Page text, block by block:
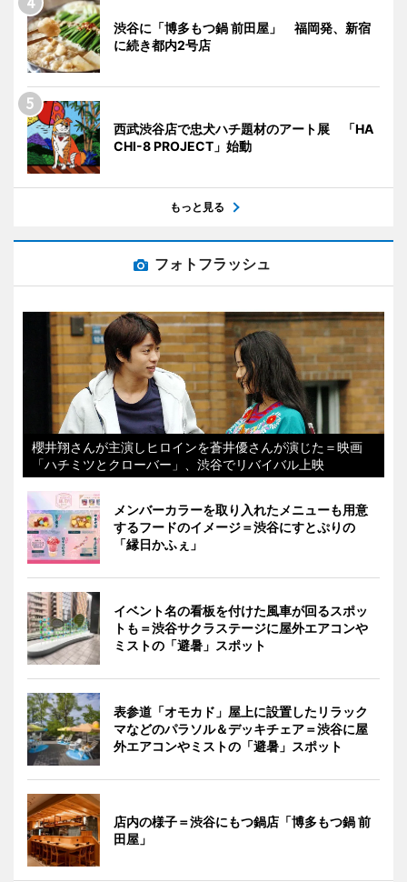
渋谷に「博多もつ鍋 前田屋」 福岡発、新宿
に続き都内2号店
西武渋谷店で忠犬ハチ題材のアート展 「HA
CHI-8 PROJECT」始動
もっと見る
フォトフラッシュ
櫻井翔さんが主演しヒロインを蒼井優さんが演じた＝映画
「ハチミツとクローバー」、渋谷でリバイバル上映
メンバーカラーを取り入れたメニューも用意
するフードのイメージ＝渋谷にすとぷりの
「縁日かふぇ」
イベント名の看板を付けた風車が回るスポッ
トも＝渋谷サクラステージに屋外エアコンや
ミストの「避暑」スポット
表参道「オモカド」屋上に設置したリラック
マなどのパラソル＆デッキチェア＝渋谷に屋
外エアコンやミストの「避暑」スポット
店内の様子＝渋谷にもつ鍋店「博多もつ鍋 前
田屋」